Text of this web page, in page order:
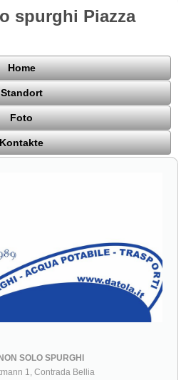
spurghi Piazza
Home
Standort
Foto
Kontakte
SOLO SPURGHI
1, Contrada Bellia